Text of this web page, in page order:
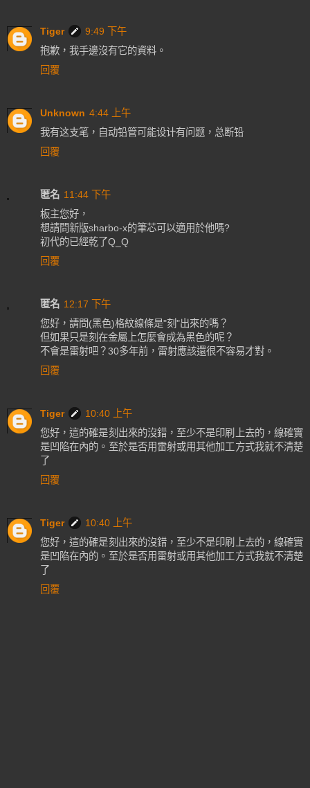
Tiger
9:49 下午
抱歉，我手邊沒有它的資料。
回覆
Unknown 4:44 上午
我有这支笔，自动铅管可能设计有问题，总断铅
回覆
匿名 11:44 下午
板主您好，
想請問新版sharbo-x的筆芯可以適用於他嗎?
初代的已經乾了Q_Q
回覆
匿名 12:17 下午
您好，請問(黑色)格紋線條是"刻"出來的嗎？
但如果只是刻在金屬上怎麼會成為黑色的呢？
不會是雷射吧？30多年前，雷射應該還很不容易才對。
回覆
Tiger
10:40 上午
您好，這的確是刻出來的沒錯，至少不是印刷上去的，線確實
是凹陷在內的。至於是否用雷射或用其他加工方式我就不清楚
了
回覆
Tiger
10:40 上午
您好，這的確是刻出來的沒錯，至少不是印刷上去的，線確實
是凹陷在內的。至於是否用雷射或用其他加工方式我就不清楚
了
回覆